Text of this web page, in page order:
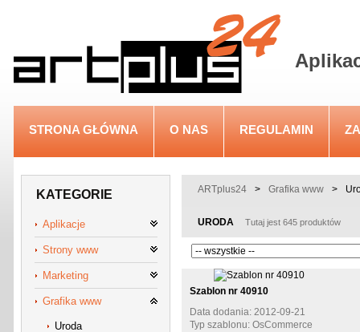
STRONA GŁÓWNA O NAS REGULAMIN
KATEGORIE
Aplikacje
Strony www
Marketing
Grafika www
Uroda
ARTplus24 > Grafika www >
URODA Tutaj jest 645 produktów
Szablon nr 40910
Data dodania: 2012-09-21
Typ szablonu: OsCommerce